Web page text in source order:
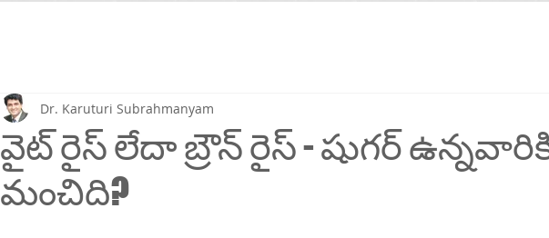
వైట్ రైస్ లేదా బ్రౌన్ రైస్ - షుగర్
మంచిది?
Dr. Karuturi Subrahmanyam